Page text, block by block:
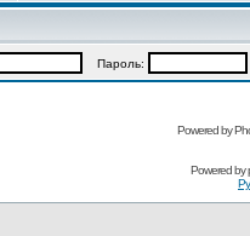
Пароль:
Powered by
Powered by